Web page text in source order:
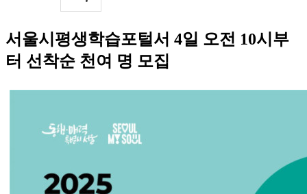
서울시평생학습포털서 4일 오전 10시부
터 선착순 천여 명 모집